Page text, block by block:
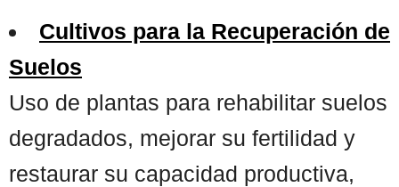
Cultivos para la Recuperación de
Suelos
Uso de plantas para rehabilitar suelos
degradados, mejorar su fertilidad y
restaurar su capacidad productiva,